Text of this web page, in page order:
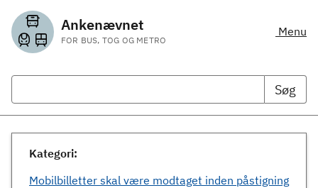
Ankenævnet
FOR BUS, TOG OG METRO
Menu
Søg
Kategori:
Mobilbilletter skal være modtaget inden påstigning